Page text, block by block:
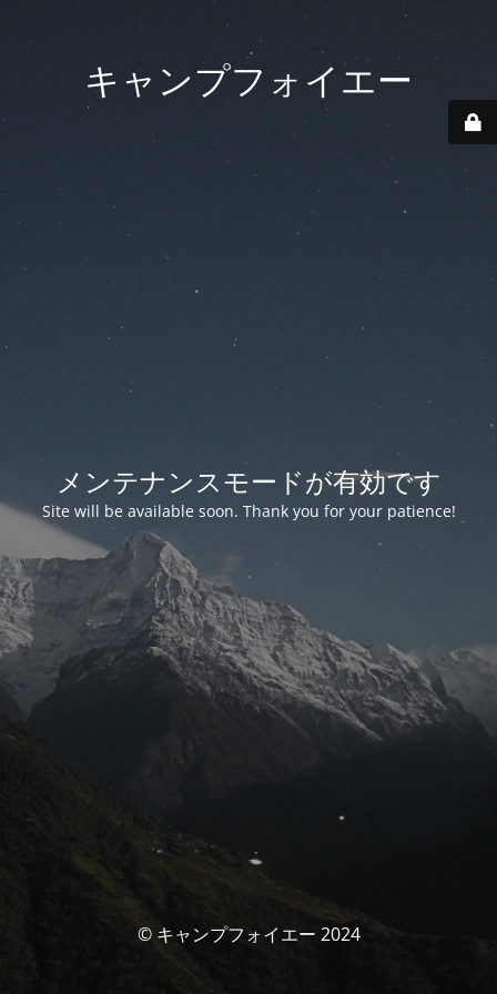
キャンプフォイエー
メンテナンスモードが有効です
Site will be available soon. Thank you for your patience!
© キャンプフォイエー 2024